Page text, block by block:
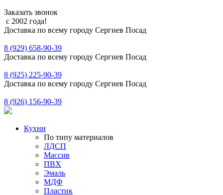
Заказать звонок
с 2002 года!
Доставка по всему городу Сергиев Посад
8 (929) 658-90-39
Доставка по всему городу Сергиев Посад
8 (925) 225-90-39
Доставка по всему городу Сергиев Посад
8 (926) 156-90-39
Кухни
По типу материалов
ЛДСП
Массив
ПВХ
Эмаль
МДФ
Пластик